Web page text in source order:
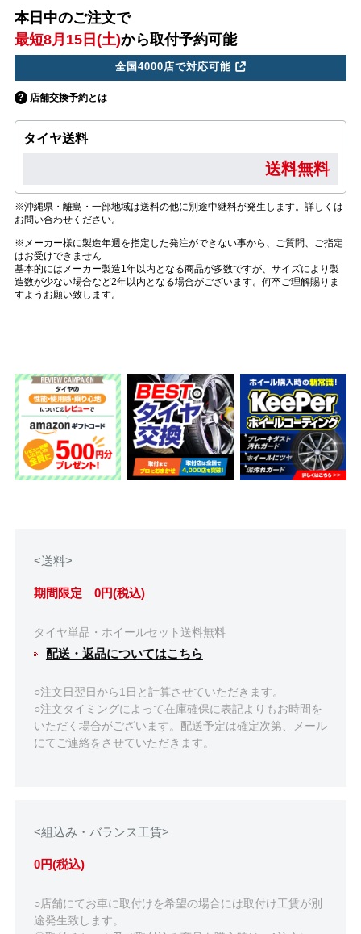
本日中のご注文で
最短8月15日(土)から取付予約可能
全国4000店で対応可能
店舗交換予約とは
タイヤ送料
送料無料
※沖縄県・離島・一部地域は送料の他に別途中継料が発生します。詳しくは
お問い合わせください。
※メーカー様に製造年週を指定した発注ができない事から、ご質問、ご指定
はお受けできません
基本的にはメーカー製造1年以内となる商品が多数ですが、サイズにより製
造数が少ない場合など2年以内となる場合がございます。何卒ご理解賜りま
すようお願い致します。
<送料>
期間限定 0円(税込)
タイヤ単品・ホイールセット送料無料
配送・返品についてはこちら
○注文日翌日から1日と計算させていただきます。
○注文タイミングによって在庫確保に表記よりもお時間を
いただく場合がございます。配送予定は確定次第、メール
にてご連絡をさせていただきます。
<組込み・バランス工賃>
0円(税込)
○店舗にてお車に取付けを希望の場合には取付け工賃が別
途発生致します。